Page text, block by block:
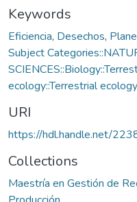
Keywords
Eficiencia, Desechos,
Subject
ecology::Terrestrial ecology
URI
https://hdl.handle.net/
Collections
Maestría en Gestión de